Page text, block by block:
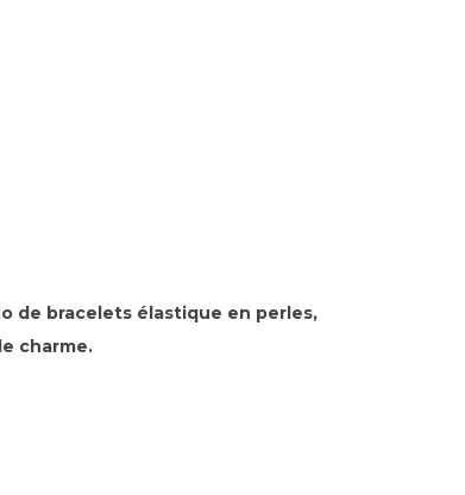
de bracelets élastique en perles,
charme.